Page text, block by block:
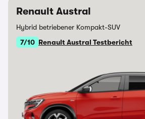
Renault Austral
Hybrid betriebener Kompakt-SUV
7/10 Renault Austral Testbericht